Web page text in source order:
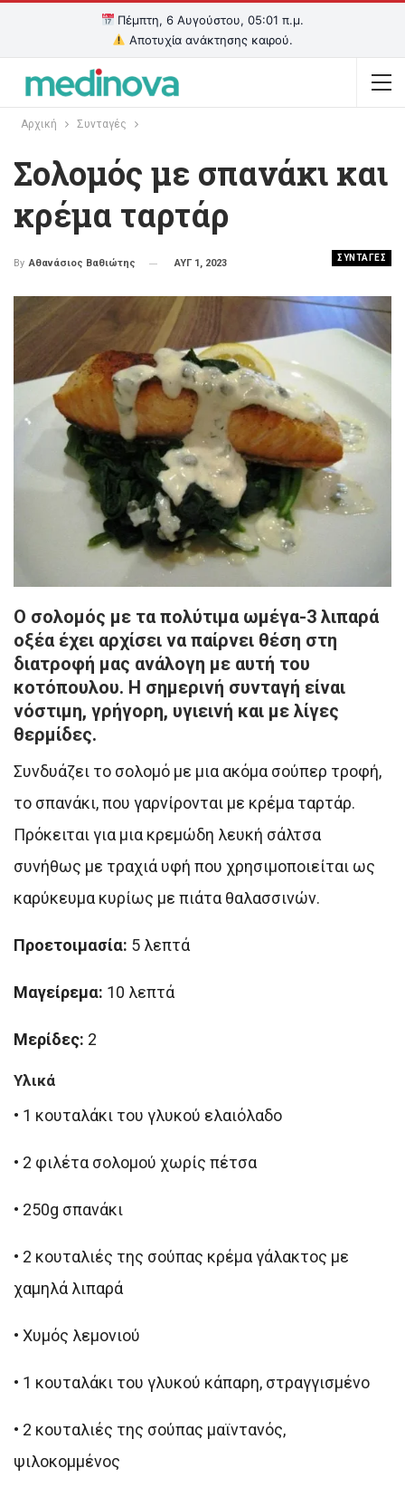
Πέμπτη, 6 Αυγούστου, 05:01 π.μ.
Αποτυχία ανάκτησης καιρού.
Αρχική Συνταγές
Σολομός με σπανάκι και
κρέμα ταρτάρ
ΣΥΝΤΑΓΕΣ
By Αθανάσιος Βαθιώτης ΑΥΓ 1, 2023
Ο σολομός με τα πολύτιμα ωμέγα-3 λιπαρά
οξέα έχει αρχίσει να παίρνει θέση στη
διατροφή μας ανάλογη με αυτή του
κοτόπουλου. Η σημερινή συνταγή είναι
νόστιμη, γρήγορη, υγιεινή και με λίγες
θερμίδες.
Συνδυάζει το σολομό με μια ακόμα σούπερ τροφή,
το σπανάκι, που γαρνίρονται με κρέμα ταρτάρ.
Πρόκειται για μια κρεμώδη λευκή σάλτσα
συνήθως με τραχιά υφή που χρησιμοποιείται ως
καρύκευμα κυρίως με πιάτα θαλασσινών.
Προετοιμασία: 5 λεπτά
Μαγείρεμα: 10 λεπτά
Μερίδες: 2
Υλικά
• 1 κουταλάκι του γλυκού ελαιόλαδο
• 2 φιλέτα σολομού χωρίς πέτσα
• 250g σπανάκι
• 2 κουταλιές της σούπας κρέμα γάλακτος με
χαμηλά λιπαρά
• Χυμός λεμονιού
• 1 κουταλάκι του γλυκού κάπαρη, στραγγισμένο
• 2 κουταλιές της σούπας μαϊντανός,
ψιλοκομμένος